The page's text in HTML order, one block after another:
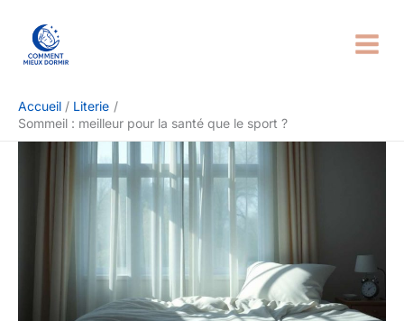
contenu
Accueil
Literie
Sommeil : meilleur pour la santé que le sport ?